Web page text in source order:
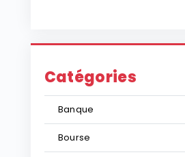
Catégories
Banque
Bourse